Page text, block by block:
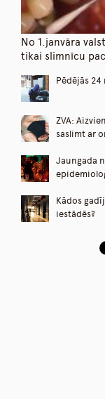
No 1.janvāra
tikai slimnīcu
Pēdējās
ZVA:
saslimt ar
Jaungada
Kādos
iestādēs?